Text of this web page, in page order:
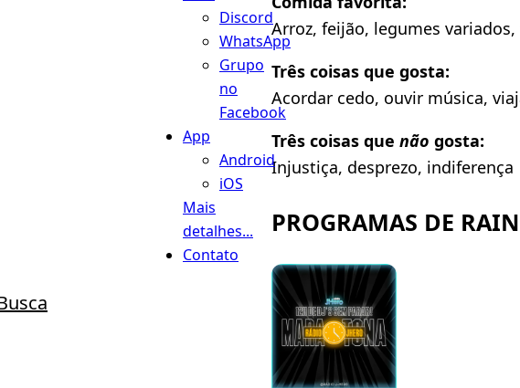
Discord
WhatsApp
Grupo
no
Facebook
App
Android
iOS
Mais
detalhes...
Contato
Arroz, feijão, legumes
Três coisas que gosta:
Acordar cedo, ouvir música,
Três coisas que não gosta:
Injustiça, desprezo, indiferença
PROGRAMAS DE